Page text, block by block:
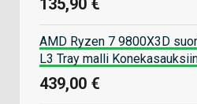
135,90 €
AMD Ryzen 7 9800X3D
L3 Tray malli
439,00 €